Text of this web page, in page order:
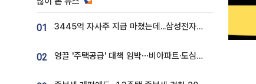
01 3445억 자사주 지급 마쳤는데...삼성전자 DX노조, 뒤늦은 '떼쓰기 집회'
02 영끌 '주택공급' 대책 임박⋯비아파트·도심복합까지 총동원